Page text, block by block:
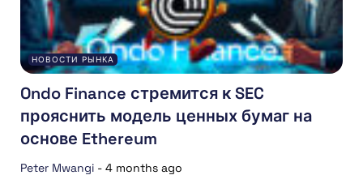
НОВОСТИ РЫНКА
Ondo Finance стремится к SEC
прояснить модель ценных бумаг на
основе Ethereum
Peter Mwangi - 4 months ago